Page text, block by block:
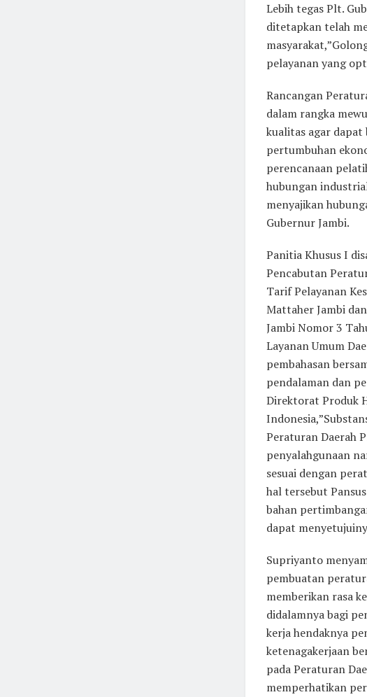
Lebih tegas Plt.
ditetapkan telah
pelayanan yang
Rancangan
dalam rangka
kualitas agar
pertumbuhan
perencanaan
hubungan
menyajikan
Gubernur Jambi.
Panitia Khusus I
Pencabutan
Tarif Pelayanan
Mattaher Jambi
Jambi Nomor 3
Layanan Umum
pembahasan
pendalaman dan
Direktorat Produk
Peraturan Daerah
penyalahgunaan
sesuai dengan
hal tersebut
bahan
dapat
Supriyanto
pembuatan
memberikan rasa
didalamnya bagi
kerja hendaknya
ketenagakerjaan
pada Peraturan
memperhatikan